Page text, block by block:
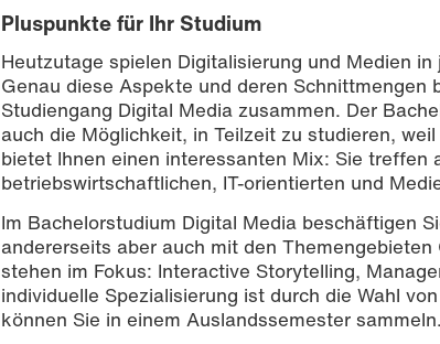
Foto: Nathalie Zimmermann
Pluspunkte für Ihr Studium
Heutzutage spielen Digitalisierung und Medien
Genau diese Aspekte und deren
Studiengang Digital Media zusammen. Der
auch die Möglichkeit, in Teilzeit zu studieren,
bietet Ihnen einen interessanten Mix: Sie treffen
betriebswirtschaftlichen, IT-orientierten und
Im Bachelorstudium Digital Media beschäftigen
andererseits aber auch mit den
stehen im Fokus: Interactive Storytelling,
individuelle Spezialisierung ist durch die Wahl
können Sie in einem Auslandssemester sammeln.